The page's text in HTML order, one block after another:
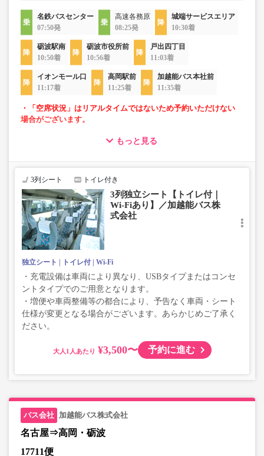
名鉄バスセンター
07:50発
高速各務原
08:25発
城端サービスエリア
10:30着
砺波駅南
10:50着
砺波市役所前
10:56着
戸出四丁目
11:03着
イオンモール口
11:17着
高岡駅前
11:25着
加越能バス本社前
11:35着
・「空席状況」はリアルタイムではないため予約いただけない
場合がございます。
・ゆったり過ごせる3列独立シート車両での運行
・移動時間を快適に過ごせるWi-Fi付
もっと見る
3列シート トイレ付き
3列独立シート【トイレ付｜
Wi-Fiあり】／加越能バス株
式会社
独立シート トイレ付 Wi-Fi
・充電設備は車両により異なり、USBタイプまたはコンセ
ントタイプでのご用意となります。
・増便や車両整備等の都合により、予告なく車両・シート
仕様が変更となる場合がございます。あらかじめご了承く
ださい。
大人 ¥3,500〜 予約に進む
加越能バス株式会社
名古屋⇒高岡・砺波
17711便